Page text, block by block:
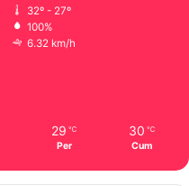
32º - 27º
100%
6.32 km/h
29 ℃
Per
30 ℃
Cum